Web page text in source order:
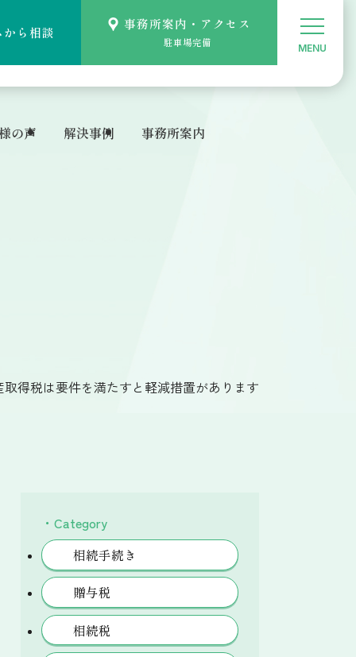
の声 解決事例 事務所案内
ら相談
事務所案内・アクセス
駐車場完備
取得税は要件を満たすと軽減措置があります
・Category
相続手続き
贈与税
相続税